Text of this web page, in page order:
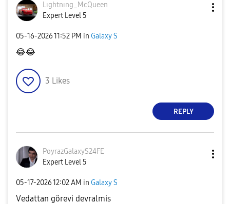
Lıghtnıng_McQueen
Expert Level 5
‎05-16-202611:52 PM in Galaxy S
😂😂
3 Likes
REPLY
PoyrazGalaxyS24FE
Expert Level 5
‎05-17-202612:02 AM in Galaxy S
Vedattan görevi devralmis